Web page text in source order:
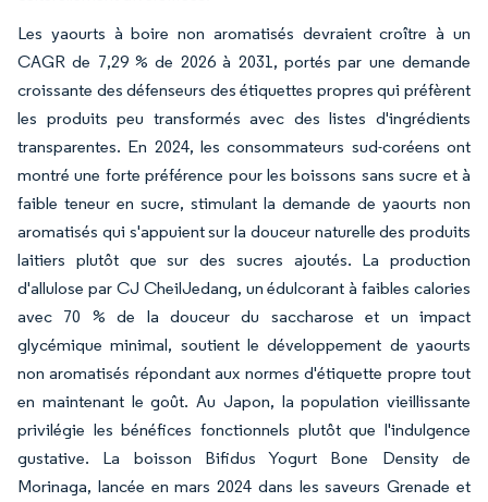
Les yaourts à boire non aromatisés devraient croître à un
CAGR de 7,29 % de 2026 à 2031, portés par une demande
croissante des défenseurs des étiquettes propres qui préfèrent
les produits peu transformés avec des listes d'ingrédients
transparentes. En 2024, les consommateurs sud-coréens ont
montré une forte préférence pour les boissons sans sucre et à
faible teneur en sucre, stimulant la demande de yaourts non
aromatisés qui s'appuient sur la douceur naturelle des produits
laitiers plutôt que sur des sucres ajoutés. La production
d'allulose par CJ CheilJedang, un édulcorant à faibles calories
avec 70 % de la douceur du saccharose et un impact
glycémique minimal, soutient le développement de yaourts
non aromatisés répondant aux normes d'étiquette propre tout
en maintenant le goût. Au Japon, la population vieillissante
privilégie les bénéfices fonctionnels plutôt que l'indulgence
gustative. La boisson Bifidus Yogurt Bone Density de
Morinaga, lancée en mars 2024 dans les saveurs Grenade et